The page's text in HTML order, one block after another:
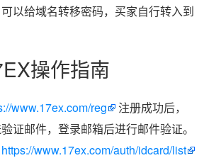
以给域名转移密码，买家自行转入到
操作指南
www.17ex.com/reg
注册成功后，
证邮件，登录邮箱后进行邮件验证。
https://www.17ex.com/auth/idcard/list